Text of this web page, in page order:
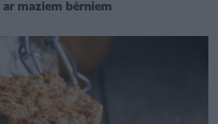
maziem bērniem